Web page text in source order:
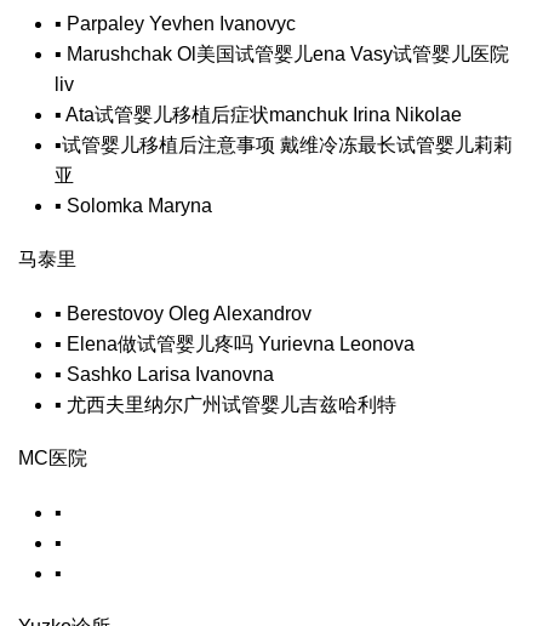
▪ Parpaley Yevhen Ivanovyc
▪ Marushchak Ol 美国试管婴儿ena Vasy试管婴儿医院
liv
▪ Ata试管婴儿移植后症状manchuk Irina Nikolae
▪试管婴儿移植后注意事项 戴维冷冻最长试管婴儿莉莉
亚
▪ Solomka Maryna
马泰里
▪ Berestovoy Oleg Alexandrov
▪ Elena做试管婴儿疼吗 Yurievna Leonova
▪ Sashko Larisa Ivanovna
▪ 尤西夫里纳尔广州试管婴儿吉兹哈利特
MC医院
▪
▪
▪